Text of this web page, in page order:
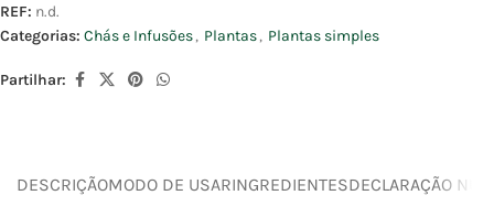
REF: n.d.
Categorias: Chás e Infusões, Plantas, Plantas simples
Partilhar:
DESCRIÇÃOMODO DE USARINGREDIENTESDECLARAÇÃO